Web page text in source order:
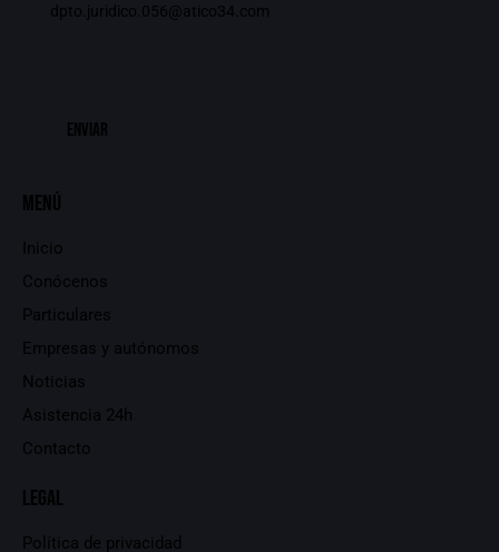
dpto.juridico.056@atico34.com
Menú
Inicio
Conócenos
Particulares
Empresas y autónomos
Noticias
Asistencia 24h
Contacto
Legal
Política de privacidad